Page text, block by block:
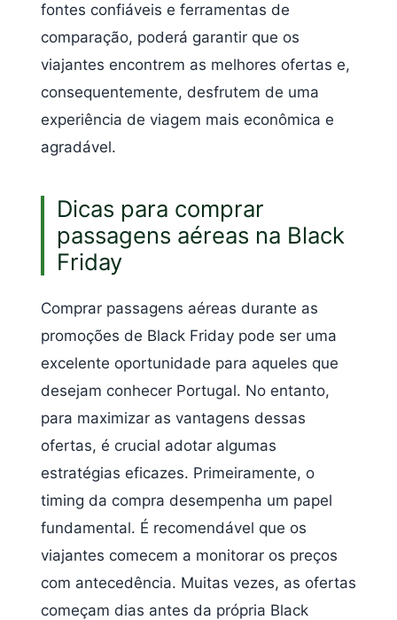
fontes confiáveis e ferramentas de
comparação, poderá garantir que os
viajantes encontrem as melhores ofertas e,
consequentemente, desfrutem de uma
experiência de viagem mais econômica e
agradável.
Dicas para comprar
passagens aéreas na Black
Friday
Comprar passagens aéreas durante as
promoções de Black Friday pode ser uma
excelente oportunidade para aqueles que
desejam conhecer Portugal. No entanto,
para maximizar as vantagens dessas
ofertas, é crucial adotar algumas
estratégias eficazes. Primeiramente, o
timing da compra desempenha um papel
fundamental. É recomendável que os
viajantes comecem a monitorar os preços
com antecedência. Muitas vezes, as ofertas
começam dias antes da própria Black